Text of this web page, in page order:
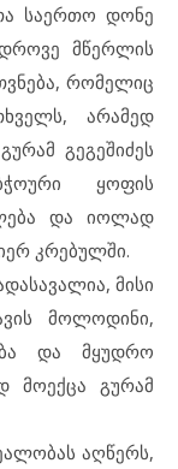
საერთო დონე
მწერლის
რომელიც
არამედ
გეგეშიძეს
ყოფის
და იოლად
კრებულში.
მისი
მოლოდინი,
და მყუდრო
მოექცა გურამ
აღწერს,